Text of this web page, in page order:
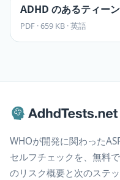
ADHD のあるティー
PDF ·659 KB ·英語
WHOが開発に関わった
セルフチェックを、無料
のリスク概要と次のステ